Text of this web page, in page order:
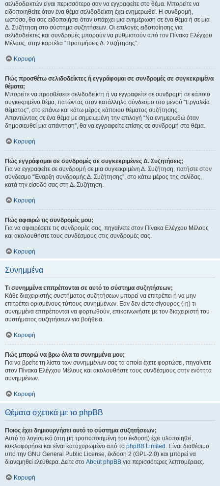
σελιδοδεικτών είναι περισσότερο σαν να εγγραφείτε στο θέμα. Μπορείτε να
ειδοποιηθείτε όταν ένα θέμα σελιδοδείκτη έχει ενημερωθεί. Η συνδρομή,
ωστόσο, θα σας ειδοποιήσει όταν υπάρχει μια ενημέρωση σε ένα θέμα ή σε μια
Δ. Συζήτηση στο σύστημα συζητήσεων. Οι επιλογές ειδοποίησης για
σελιδοδείκτες και συνδρομές μπορούν να ρυθμιστούν από τον Πίνακα Ελέγχου
Μέλους, στην καρτέλα “Προτιμήσεις Δ. Συζήτησης”.
Κορυφή
Πώς προσθέτω σελιδοδείκτες ή εγγράφομαι σε συνδρομές σε συγκεκριμένα
θέματα;
Μπορείτε να προσθέσετε σελιδοδείκτη ή να εγγραφείτε σε συνδρομή σε κάποιο
συγκεκριμένο θέμα, πατώντας στον κατάλληλο σύνδεσμο στο μενού "Εργαλεία
θέματος", στο επάνω και κάτω μέρος κάποιου θέματος συζήτησης.
Απαντώντας σε ένα θέμα με σημειωμένη την επιλογή “Να ενημερωθώ όταν
δημοσιευθεί μια απάντηση”, θα να εγγραφείτε επίσης σε συνδρομή στο θέμα.
Κορυφή
Πώς εγγράφομαι σε συνδρομές σε συγκεκριμένες Δ. Συζητήσεις;
Για να εγγραφείτε σε συνδρομή σε μια συγκεκριμένη Δ. Συζήτηση, πατήστε στον
σύνδεσμο “Έναρξη συνδρομής Δ. Συζήτησης”, στο κάτω μέρος της σελίδας,
κατά την είσοδό σας στη Δ. Συζήτηση.
Κορυφή
Πώς αφαιρώ τις συνδρομές μου;
Για να αφαιρέσετε τις συνδρομές σας, πηγαίνετε στον Πίνακα Ελέγχου Μέλους
και ακολουθήστε τους συνδέσμους στις συνδρομές σας.
Κορυφή
Συνημμένα
Τι συνημμένα επιτρέπονται σε αυτό το σύστημα συζητήσεων;
Κάθε διαχειριστής συστήματος συζητήσεων μπορεί να επιτρέπει ή να μην
επιτρέπει ορισμένους τύπους συνημμένων. Εάν δεν είστε σίγουρος (-η) τι
συνημμένα επιτρέπονται να φορτωθούν, επικοινωνήστε με τον διαχειριστή του
συστήματος συζητήσεων για βοήθεια.
Κορυφή
Πώς μπορώ να βρω όλα τα συνημμένα μου;
Για να βρείτε τη λίστα των συνημμένων σας τα οποία έχετε φορτώσει, πηγαίνετε
στον Πίνακα Ελέγχου Μέλους και ακολουθήστε τους συνδέσμους στην ενότητα
συνημμένων.
Κορυφή
Θέματα σχετικά με το phpBB
Ποιος έχει δημιουργήσει αυτό το σύστημα συζητήσεων;
Αυτό το λογισμικό (στη μη τροποποιημένη του έκδοση) έχει υλοποιηθεί,
κυκλοφορήσει και είναι κατοχυρωμένο από το phpBB Limited . Είναι διαθέσιμο
υπό την GNU General Public License, έκδοση 2 (GPL-2.0) και μπορεί να
διανεμηθεί ελεύθερα. Δείτε στο About phpBB για περισσότερες λεπτομέρειες.
Κορυφή